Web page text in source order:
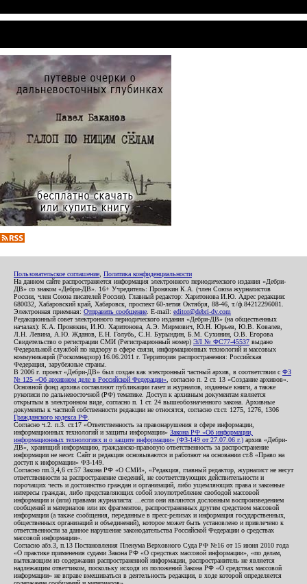
Пользовательское соглашение Политика конфиденциальности
На данном сайте распространяется информация электронного периодического издания «Дебри-
ДВ» со знаком «Дебри-ДВ». 16+ Учредитель: Пронякин К.А. (член Союза журналистов
России, член Союза писателей России). Главный редактор: Харитонова И.Ю. Адрес редакции:
680032, Хабаровский край, Хабаровск, проспект 60-летия Октября, 88-46, т./ф.84212296081.
Электронная приемная: Отправить сообщение . E-mail: editor@debri-dv.com
Редакционный совет электронного периодического издания «Дебри-ДВ» (на общественных
началах): К.А. Пронякин, И.Ю. Харитонова, А.Э. Мирмович, Ю.Н. Юрьев, Ю.В. Ковалев,
Л.Н. Левина, А.Ю. Жданов, Е.Н. Голубь, С.Н. Бурындин, Б.М. Сухинин, О.В. Егорова
Свидетельство о регистрации СМИ (Регистрационный номер) ЭЛ № ФС77-45537 выдано
Федеральной службой по надзору в сфере связи, информационных технологий и массовых
коммуникаций (Роскомнадзор) 16.06.2011 г. Территория распространения: Российская
Федерация, зарубежные страны.
В 2006 г. проект «Дебри-ДВ» был создан как электронный частный архив, в соответствии с ФЗ
№ 125 «Об архивном деле в Российской Федерации» , согласно п. 2 ст. 13 «Создание архивов».
Основной фонд архива составляют публикации газет и журналов, изданные книги, а также
рукописи по дальневосточной (РФ) тематике. Доступ к архивным документам является
открытым в электронном виде, согласно п. 1 ст. 24 вышеобозначенного закона. Архивные
документы к частной собственности редакции не относятся, согласно ст.ст. 1275, 1276, 1306
Гражданского кодекса РФ
Согласно ч.2. п.3. ст.17 «Ответственность за правонарушения в сфере информации,
информационных технологий и защиты информации» Закона РФ «Об информации,
информационных технологиях и о защите информации» (ФЗ-149 от 27.07.06 г.) архив «Дебри-
ДВ», хранящий информацию, гражданско-правовую ответственность за распространение
информации не несет. Сайт и редакция основываются и работают на основании ст.8 «Право на
доступ к информации» ФЗ-149.
Согласно пп.3,4,6 ст.57 Закона РФ «О СМИ», «Редакция, главный редактор, журналист не несут
ответственности за распространение сведений, не соответствующих действительности и
порочащих честь и достоинство граждан и организаций, либо ущемляющих права и законные
интересы граждан, либо представляющих собой злоупотребление свободой массовой
информации и (или) правами журналиста: ...если они являются дословным воспроизведением
сообщений и материалов или их фрагментов, распространенных другим средством массовой
информации (а также сообщения, переданные в пресс-релизах и информация государственных,
общественных организаций и объединений), которое может быть установлено и привлечено к
ответственности за данное нарушение законодательства Российской Федерации о средствах
массовой информации».
Согласно абз.3, п.13 Постановления Пленума Верховного Суда РФ №16 от 15 июня 2010 года
«О практике применения судами Закона РФ «О средствах массовой информации», «по делам,
вытекающим из содержания распространенной информации, распространитель не является
надлежащим ответчиком, поскольку исходя из положений Закона РФ «О средствах массовой
информации» не вправе вмешиваться в деятельность редакции, в ходе которой определяется